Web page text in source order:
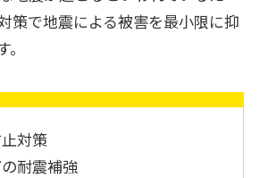
策で地震による被害を最小限に抑
対策
耐震補強